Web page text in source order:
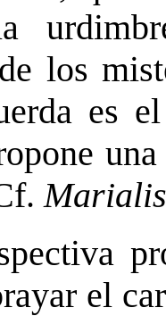
los
es
el